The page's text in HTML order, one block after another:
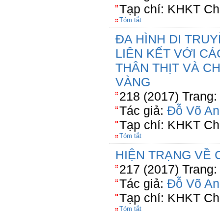
Tạp chí: KHKT
Tóm tắt
ĐA HÌNH DI
LIÊN KẾT VỚI
THÂN THỊT VÀ
VÀNG
218 (2017) Trang:
Tác giả: Đỗ Võ
Tạp chí: KHKT
Tóm tắt
HIỆN TRẠNG VỀ
217 (2017) Trang:
Tác giả: Đỗ Võ
Tạp chí: KHKT
Tóm tắt